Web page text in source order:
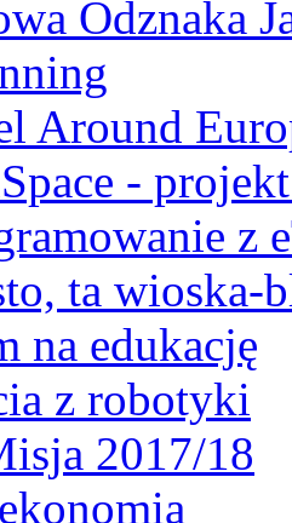
Odznaka
Around
-
z
ta wioska-
na edukację
z robotyki
2017/18